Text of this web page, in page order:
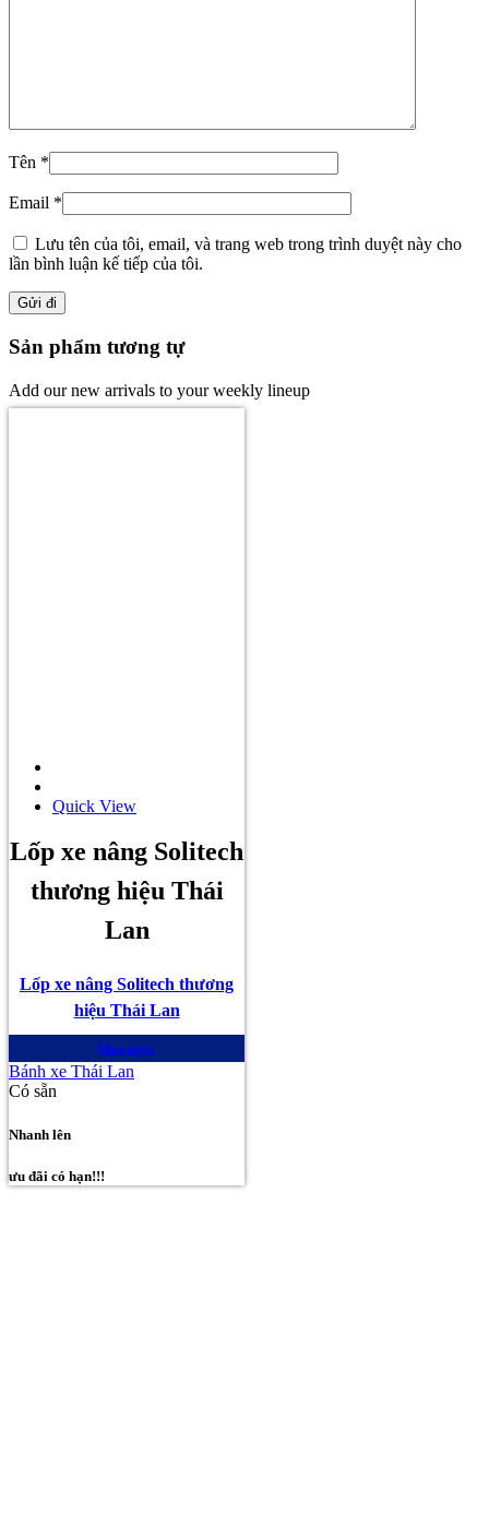
Tên *
Email *
Lưu tên của tôi, email, và trang web trong trình duyệt này cho
lần bình luận kế tiếp của tôi.
Sản phẩm tương tự
Add our new arrivals to your weekly lineup
Quick View
Lốp xe nâng Solitech
thương hiệu Thái
Lan
Lốp xe nâng Solitech thương
hiệu Thái Lan
Mua ngay
Bánh xe Thái Lan
Có sẵn
Nhanh lên
ưu đãi có hạn!!!